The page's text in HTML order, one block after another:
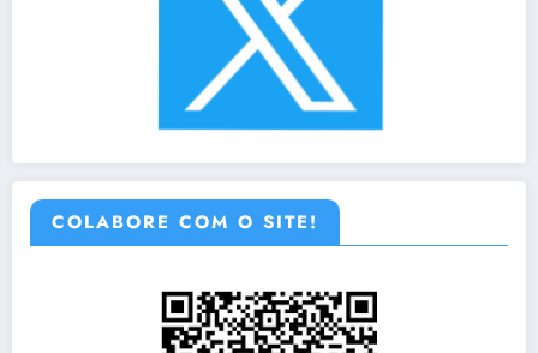
COLABORE COM O SITE!